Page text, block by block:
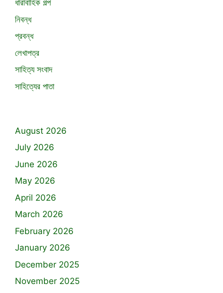
ধারাবাহিক গল্প
নিবন্ধ
প্রবন্ধ
লেখাপত্র
সাহিত্য সংবাদ
সাহিত্যের পাতা
August 2026
July 2026
June 2026
May 2026
April 2026
March 2026
February 2026
January 2026
December 2025
November 2025